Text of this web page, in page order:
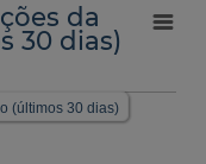
da
30 dias)
(últimos 30 dias)